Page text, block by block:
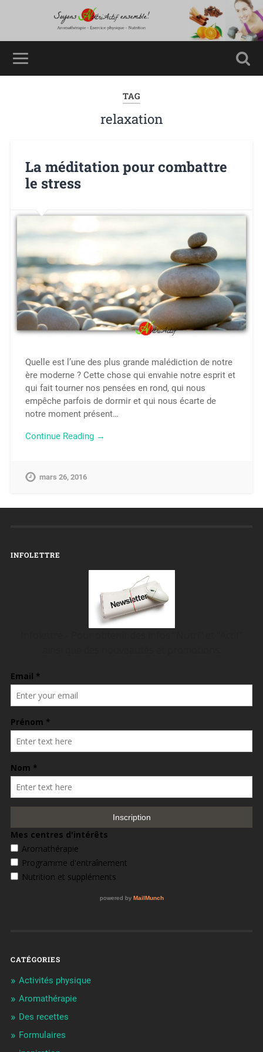
TAG
relaxation
La méditation pour combattre
le stress
Quelle est l’une des plus grande malédiction de notre
ère moderne ? Cette chose qui envahie notre esprit et
qui fait tourner nos pensées en rond, qui nous
empêche parfois de dormir et qui nous écarte de
notre moment présent…
Continue Reading →
mars 26, 2016
INFOLETTRE
CATÉGORIES
Activités physique
Aromathérapie
Des recettes
Formulaires